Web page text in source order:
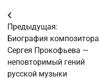
Навигация
по
записям
Предыдущая:
Биография композитора
Сергея Прокофьева —
неповторимый гений
русской музыки